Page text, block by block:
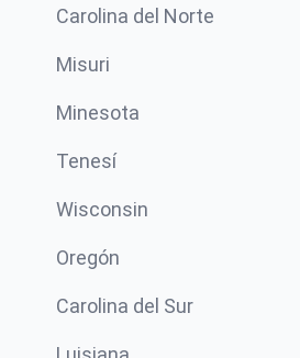
Carolina del Norte
Misuri
Minesota
Tenesí
Wisconsin
Oregón
Carolina del Sur